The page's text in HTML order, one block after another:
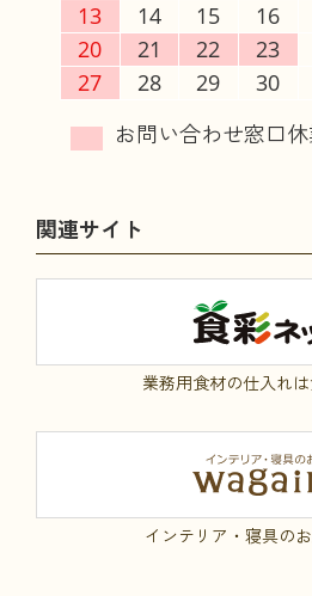
13
14 15 16
20
21 22 23
27
28 29 30
関連サイト
業務用食材の仕入れ
インテリア・寝具の